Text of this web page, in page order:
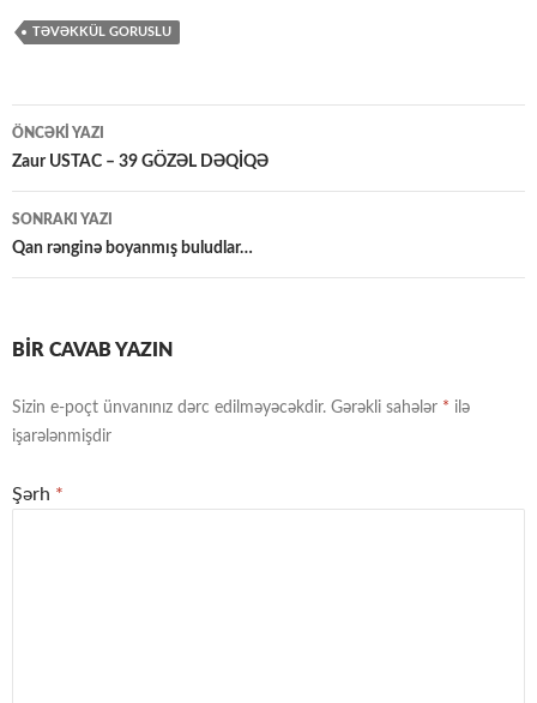
TƏVƏKKÜL GORUSLU
Yazılar
üzrə
naviqasiya
ÖNCƏKI YAZI
Zaur USTAC – 39 GÖZƏL DƏQİQƏ
SONRAKI YAZI
Qan rənginə boyanmış buludlar…
BIR CAVAB YAZIN
Sizin e-poçt ünvanınız dərc edilməyəcəkdir. Gərəkli sahələr * ilə
işarələnmişdir
Şərh *